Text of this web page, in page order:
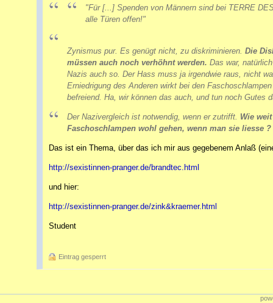
"Für [...] Spenden von Männern sind bei TERRE
alle Türen offen!"
Zynismus pur. Es genügt nicht, zu diskriminieren. Die
müssen auch noch verhöhnt werden. Das war,
Nazis auch so. Der Hass muss ja irgendwie raus, nicht
Erniedrigung des Anderen wirkt bei den
befreiend. Ha, wir können das auch, und tun noch Gutes
Der Nazivergleich ist notwendig, wenn er zutrifft. Wie
Faschoschlampen wohl gehen, wenn man sie liesse ?
Das ist ein Thema, über das ich mir aus gegebenem Anlaß
http://sexistinnen-pranger.de/brandtec.html
und hier:
http://sexistinnen-pranger.de/zink&kraemer.html
Student
Eintrag gesperrt